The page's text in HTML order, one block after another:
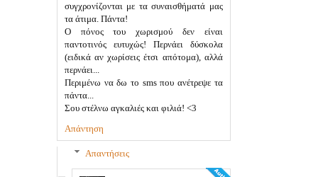
συγχρονίζονται με τα συναισθήματά μας
τα άτιμα. Πάντα!
Ο πόνος του χωρισμού δεν είναι
παντοτινός ευτυχώς! Περνάει δύσκολα
(ειδικά αν χωρίσεις έτσι απότομα), αλλά
περνάει...
Περιμένω να δω το sms που ανέτρεψε τα
πάντα...
Σου στέλνω αγκαλιές και φιλιά! <3
Απάντηση
Απαντήσεις